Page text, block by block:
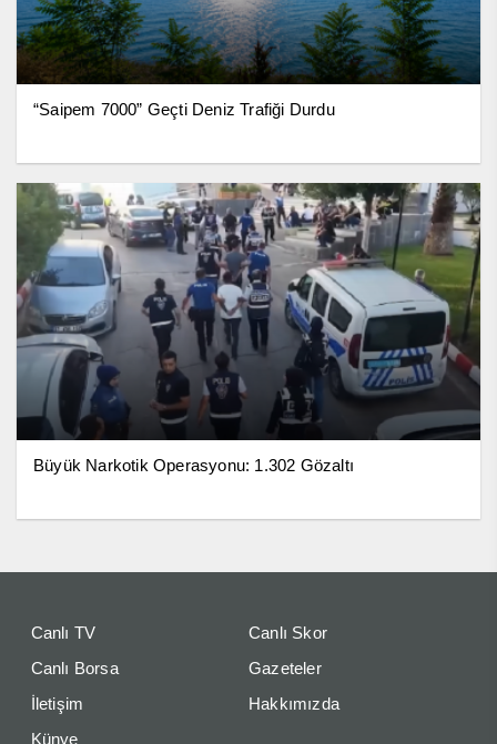
“Saipem 7000” Geçti Deniz Trafiği Durdu
Büyük Narkotik Operasyonu: 1.302 Gözaltı
Canlı TV
Canlı Skor
Canlı Borsa
Gazeteler
İletişim
Hakkımızda
Künye